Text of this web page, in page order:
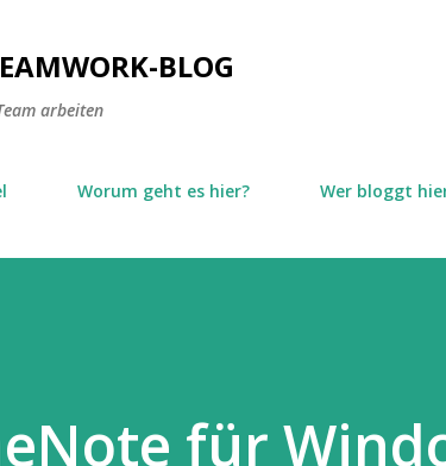
BLOG
arbeiten
Worum geht es hier? Wer bloggt
für